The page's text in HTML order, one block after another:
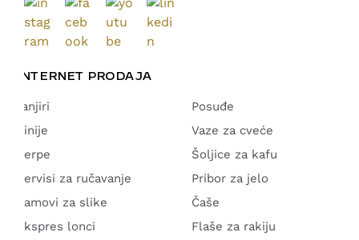
INTERNET PRODAJA
Tanjiri
Činije
Šerpe
Servisi za ručavanje
Ramovi za slike
Ekspres lonci
Posuđe
Vaze za cveće
Šoljice za kafu
Pribor za jelo
Čaše
Flaše za rakiju